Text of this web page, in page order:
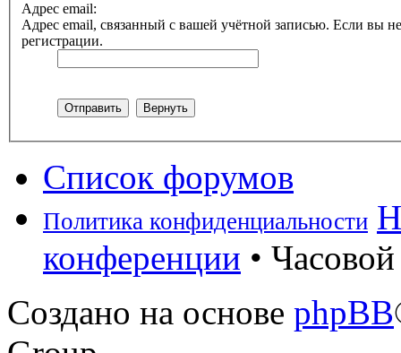
Адрес email:
Адрес email, связанный с вашей учётной записью. Если вы
регистрации.
Список форумов
Политика конфиденциальности
конференции •
Создано на основе phpBB